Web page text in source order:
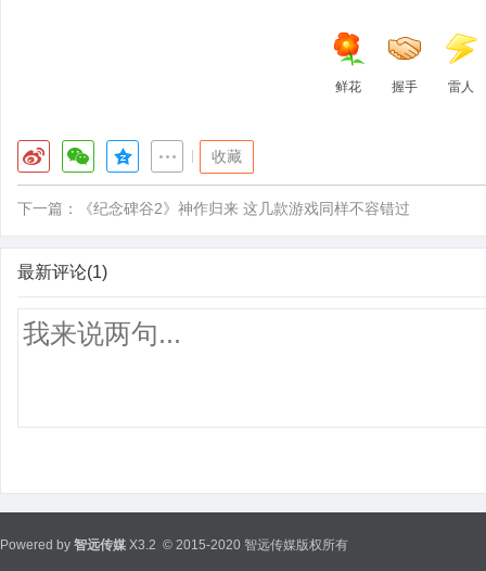
鲜花 握手 雷人
收藏
下一篇： 《纪念碑谷2》神作归来 这几款游戏同样不容错过
最新评论(1)
Powered by 智远传媒 X3.2 © 2015-2020 智远传媒版权所有